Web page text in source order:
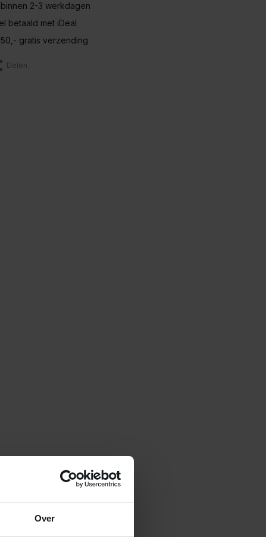
Over
2-3 werkdagen
betaald met iDeal
gratis verzending
Delen